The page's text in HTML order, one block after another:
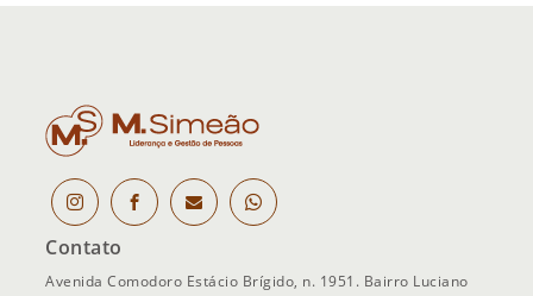
Contato
Avenida Comodoro Estácio Brígido, n. 1951. Bairro Luciano